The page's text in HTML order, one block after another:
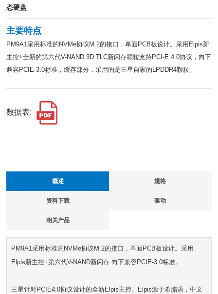
态硬盘
主要特点
PM9A1采用标准的NVMe协议M.2的接口，单面PCB板设计。采用Elpis新
主控+全新的第六代V-NAND 3D TLC新闪存颗粒支持PCI-E 4.0协议，向下
兼容PCIE-3.0标准，缓存部分，采用的是三星自家的LPDDR4颗粒。
数据表:
概述 规格
资料下载 驱动
相关产品
PM9A1采用标准的NVMe协议M.2的接口，单面PCB板设计。采用
Elpis新主控+第六代V-NAND新闪存 向下兼容PCIE-3.0标准。
三星针对PCIE4.0协议设计的全新Elpis主控。Elpis源于希腊语，中文